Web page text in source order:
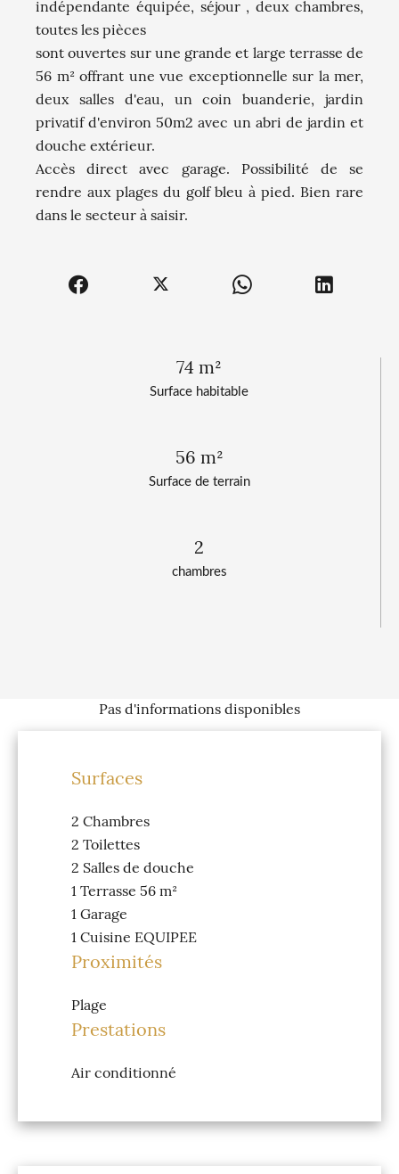
Surface habitable
74 m²
Surface de terrain
56 m²
chambres
2
indépendante équipée, séjour , deux chambres,
toutes les pièces
sont ouvertes sur une grande et large terrasse de
56 m² offrant une vue exceptionnelle sur la mer,
deux salles d'eau, un coin buanderie, jardin
privatif d'environ 50m2 avec un abri de jardin et
douche extérieur.
Accès direct avec garage. Possibilité de se
rendre aux plages du golf bleu à pied. Bien rare
dans le secteur à saisir.
Pas d'informations disponibles
Surfaces
2 Chambres
2 Toilettes
2 Salles de douche
1 Terrasse 56 m²
1 Garage
1 Cuisine EQUIPEE
Proximités
Plage
Prestations
Air conditionné